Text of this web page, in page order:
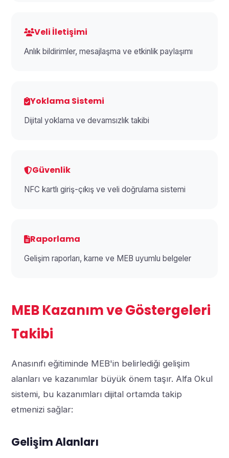
Veli İletişimi
Anlık bildirimler, mesajlaşma ve etkinlik paylaşımı
Yoklama Sistemi
Dijital yoklama ve devamsızlık takibi
Güvenlik
NFC kartlı giriş-çıkış ve veli doğrulama sistemi
Raporlama
Gelişim raporları, karne ve MEB uyumlu belgeler
MEB Kazanım ve Göstergeleri
Takibi
Anasınıfı eğitiminde MEB'in belirlediği gelişim
alanları ve kazanımlar büyük önem taşır. Alfa Okul
sistemi, bu kazanımları dijital ortamda takip
etmenizi sağlar:
Gelişim Alanları